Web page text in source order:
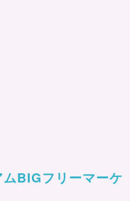
BIGフリーマーケ